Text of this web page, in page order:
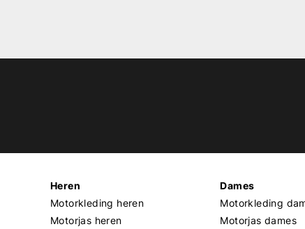
Heren
Motorkleding heren
Motorjas heren
Dames
Motorkleding
Motorjas dames